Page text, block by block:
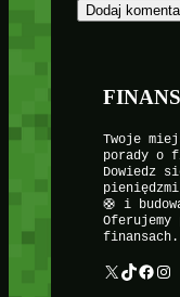
Twoje
porady o
Dowiedz
🛟 i
Oferujemy
X TikTok Facebook Instagram